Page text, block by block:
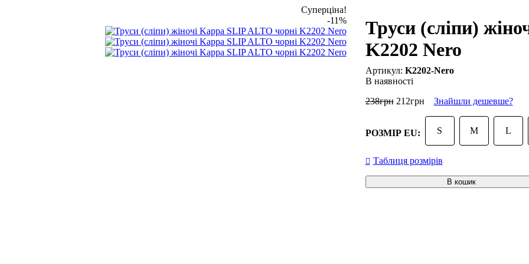
Суперціна!
-11%
Труси (сліпи)
K2202 Nero
K2202-Nero
В наявності
238грн 212грн Знайшли дешевше?
РОЗМІР EU: S M L
Таблиця розмірів
В кошик